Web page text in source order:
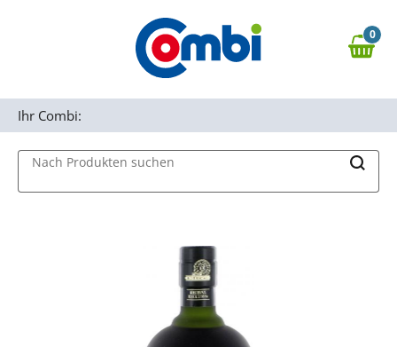
Zur Navigation springen
0,00 €
0
Nach Produkten suchen
Ihr Combi: